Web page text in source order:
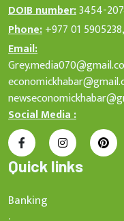
DOIB number:3454-
Phone:+977 01
Email:
Social Media :
Quick links
Banking